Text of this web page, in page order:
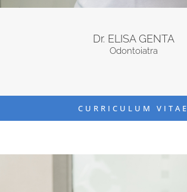
Dr. ELISA GENTA
Odontoiatra
CURRICULUM VITAE